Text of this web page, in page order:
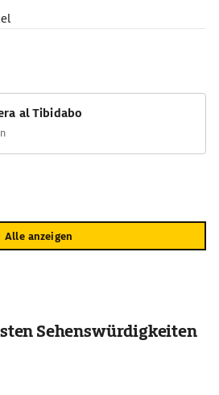
al Tibidabo
Alle anzeigen
Sehenswürdigkeiten